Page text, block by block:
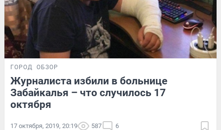
ГОРОД ОБЗОР
Журналиста избили в больнице
Забайкалья – что случилось 17
октября
17 октября, 2019, 20:19 587 6